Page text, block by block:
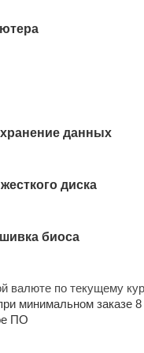
данных
диска
биоса
валюте по текущему
минимальном заказе 8
ПО